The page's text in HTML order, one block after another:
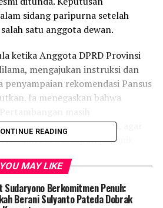
sidang paripurna setelah
satu anggota dewan.
ketika Anggota DPRD Provinsi
mengajukan instruksi dan
penyampaian rekomendasi Pansus
Ia menegaskan bahwa
dan penyempurnaan, agar
baru maupun polemik
krusial, kami masih ingin
rekomendasi Pansus
READING
YOU MAY LIKE
Sudaryono Berkomitmen Penuh:
Berani Sulyanto Pateda Dobrak